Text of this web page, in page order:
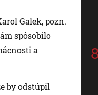
Galek, pozn.
spôsobilo
a
by odstúpil